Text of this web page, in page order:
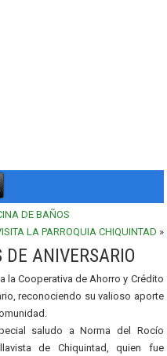
DE BAÑOS
LA PARROQUIA CHIQUINTAD »
DE ANIVERSARIO
la Cooperativa de Ahorro y Crédito
reconociendo su valioso aporte
saludo a Norma del Rocío
de Chiquintad, quien fue